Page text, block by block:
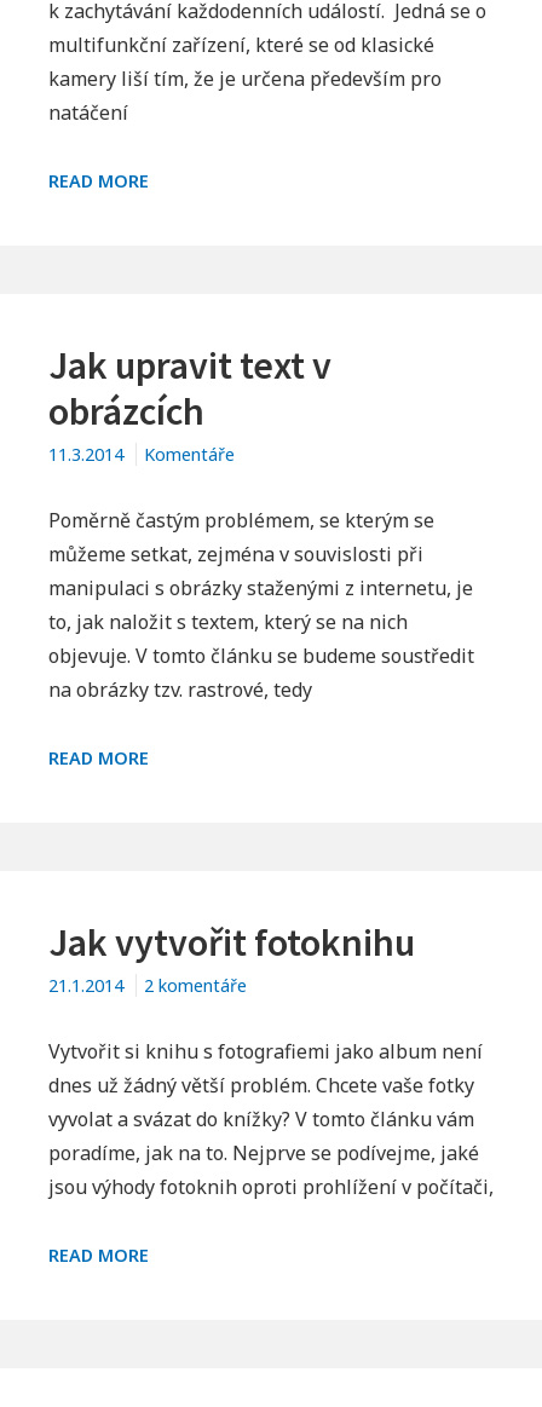
akční
kamera
k zachytávání každodenních událostí. Jedná se o
multifunkční zařízení, které se od klasické
kamery liší tím, že je určena především pro
natáčení
READ MORE
Jak upravit text v
obrázcích
11.3.2014 Komentáře
Poměrně častým problémem, se kterým se
můžeme setkat, zejména v souvislosti při
manipulaci s obrázky staženými z internetu, je
to, jak naložit s textem, který se na nich
objevuje. V tomto článku se budeme soustředit
na obrázky tzv. rastrové, tedy
READ MORE
Jak vytvořit fotoknihu
21.1.2014 2 komentáře
s
názvem
Jak
vytvořit
fotoknihu
Vytvořit si knihu s fotografiemi jako album není
dnes už žádný větší problém. Chcete vaše fotky
vyvolat a svázat do knížky? V tomto článku vám
poradíme, jak na to. Nejprve se podívejme, jaké
jsou výhody fotoknih oproti prohlížení v počítači,
READ MORE